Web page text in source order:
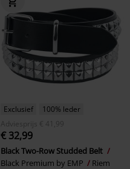
Exclusief
100% leder
Adviesprijs
€ 41,99
€ 32,99
Black Two-Row Studded Belt
Black Premium by EMP
Riem